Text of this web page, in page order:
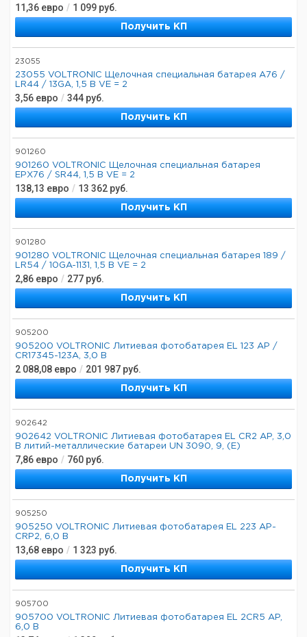
11,36 евро / 1 099 руб.
Получить КП
23055
23055 VOLTRONIC Щелочная специальная батарея A76 /
LR44 / 13GA, 1,5 В VE = 2
3,56 евро / 344 руб.
Получить КП
901260
901260 VOLTRONIC Щелочная специальная батарея
EPX76 / SR44, 1,5 В VE = 2
138,13 евро / 13 362 руб.
Получить КП
901280
901280 VOLTRONIC Щелочная специальная батарея 189 /
LR54 / 10GA-1131, 1,5 В VE = 2
2,86 евро / 277 руб.
Получить КП
905200
905200 VOLTRONIC Литиевая фотобатарея EL 123 AP /
CR17345-123A, 3,0 В
2 088,08 евро / 201 987 руб.
Получить КП
902642
902642 VOLTRONIC Литиевая фотобатарея EL CR2 AP, 3,0
В литий-металлические батареи UN 3090, 9, (E)
7,86 евро / 760 руб.
Получить КП
905250
905250 VOLTRONIC Литиевая фотобатарея EL 223 AP-
CRP2, 6,0 В
13,68 евро / 1 323 руб.
Получить КП
905700
905700 VOLTRONIC Литиевая фотобатарея EL 2CR5 AP,
6,0 В